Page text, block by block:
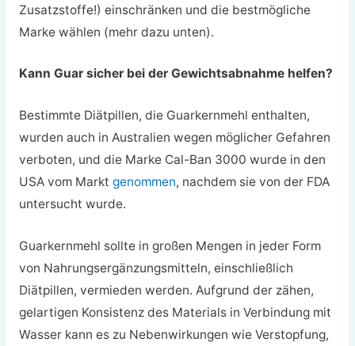
Zusatzstoffe!) einschränken und die bestmögliche
Marke wählen (mehr dazu unten).
Kann Guar sicher bei der Gewichtsabnahme helfen?
Bestimmte Diätpillen, die Guarkernmehl enthalten,
wurden auch in Australien wegen möglicher Gefahren
verboten, und die Marke Cal-Ban 3000 wurde in den
USA vom Markt genommen, nachdem sie von der FDA
untersucht wurde.
Guarkernmehl sollte in großen Mengen in jeder Form
von Nahrungsergänzungsmitteln, einschließlich
Diätpillen, vermieden werden. Aufgrund der zähen,
gelartigen Konsistenz des Materials in Verbindung mit
Wasser kann es zu Nebenwirkungen wie Verstopfung,